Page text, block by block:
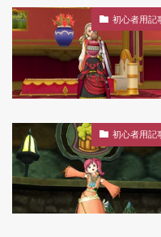
初心者用記
初心者用記